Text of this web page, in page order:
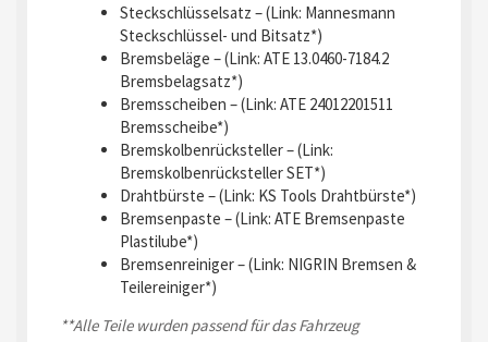
Steckschlüsselsatz – (Link: Mannesmann
Steckschlüssel- und Bitsatz*)
Bremsbeläge – (Link: ATE 13.0460-7184.2
Bremsbelagsatz*)
Bremsscheiben – (Link: ATE 24012201511
Bremsscheibe*)
Bremskolbenrücksteller – (Link:
Bremskolbenrücksteller SET*)
Drahtbürste – (Link: KS Tools Drahtbürste*)
Bremsenpaste – (Link: ATE Bremsenpaste
Plastilube*)
Bremsenreiniger – (Link: NIGRIN Bremsen &
Teilereiniger*)
**Alle Teile wurden passend für das Fahrzeug